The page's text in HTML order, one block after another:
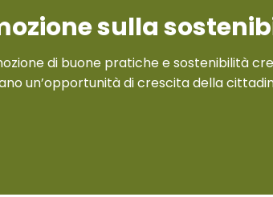
sulla
di buone pratiche e sostenibilità
un’opportunità di crescita della